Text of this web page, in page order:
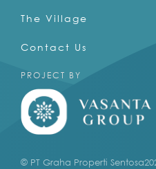
The Village
Contact Us
PROJECT BY
© PT Graha Properti Sentosa